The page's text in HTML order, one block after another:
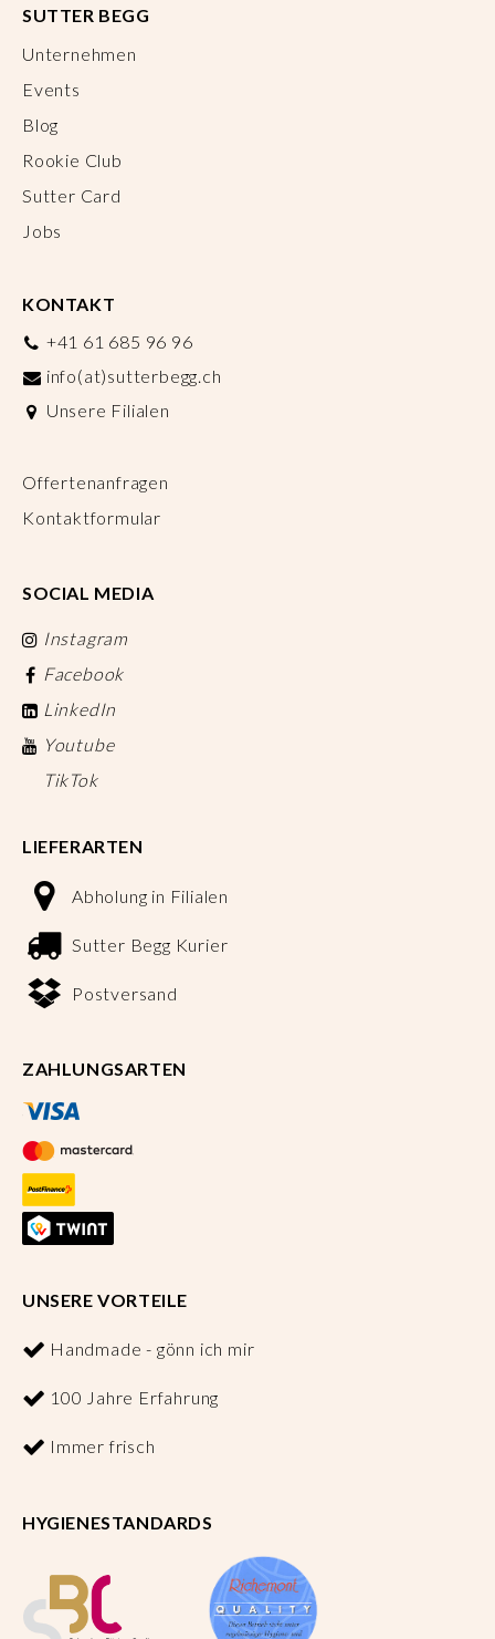
SUTTER BEGG
Unternehmen
Events
Blog
Rookie Club
Sutter Card
Jobs
KONTAKT
+41 61 685 96 96
info(at)sutterbegg.ch
Unsere Filialen
Offertenanfragen
Kontaktformular
SOCIAL MEDIA
Instagram
Facebook
LinkedIn
Youtube
TikTok
LIEFERARTEN
Abholung in Filialen
Sutter Begg Kurier
Postversand
ZAHLUNGSARTEN
UNSERE VORTEILE
Handmade - gönn ich mir
100 Jahre Erfahrung
Immer frisch
HYGIENESTANDARDS